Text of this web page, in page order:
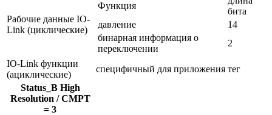
Рабочие данные IO-
Link (циклические)
Функция
бита
давление
14
бинарная информация о
переключении
2
IO-Link функции
(ациклические)
специфичный для приложения тег
Status_B High
Resolution / CMPT
= 3